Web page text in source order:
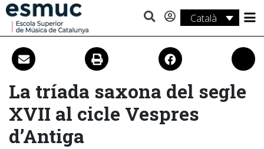
Català
Estudis
Recerca
Serveis
Activitats
La tríada saxona del segle
XVII al cicle Vespres
d’Antiga